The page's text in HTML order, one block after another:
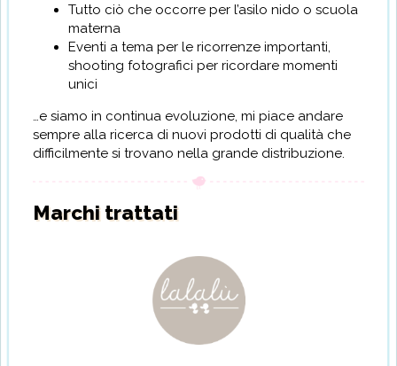
Tutto ciò che occorre per l’asilo nido o scuola
materna
Eventi a tema per le ricorrenze importanti,
shooting fotografici per ricordare momenti
unici
…e siamo in continua evoluzione, mi piace andare
sempre alla ricerca di nuovi prodotti di qualità che
difficilmente si trovano nella grande distribuzione.
Marchi trattati